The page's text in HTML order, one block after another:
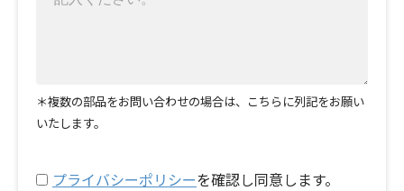
＊複数の部品をお問い合わせの場合は、こちらに列記をお願い
いたします。
プライバシーポリシーを確認し同意します。